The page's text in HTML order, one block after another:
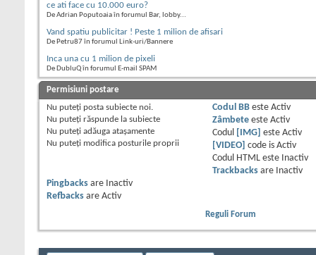
ce ati face cu 10.000 euro?
De Adrian Poputoaia în forumul Bar, lobby...
Vand spatiu publicitar ! Peste 1 milion de afisari
De Petru87 în forumul Link-uri/Bannere
Inca una cu 1 milion de pixeli
De DubluQ în forumul E-mail SPAM
Permisiuni postare
Nu puteţi posta subiecte noi.
Nu puteţi răspunde la subiecte
Nu puteţi adăuga ataşamente
Nu puteţi modifica posturile proprii
Codul BBeste Activ
Zâmbeteeste Activ
Codul
[IMG] este Activ
[VIDEO] code is Activ
Codul HTML este
Inactiv
Trackbacksare
Inactiv
Pingbacks are
Inactiv
Refbacks are Activ
Reguli Forum